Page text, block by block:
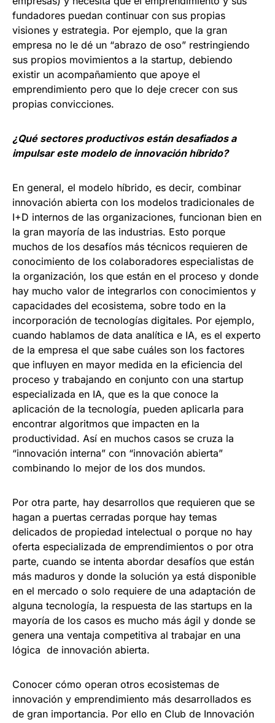
fundadores puedan continuar con sus propias
visiones y estrategia. Por ejemplo, que la gran
empresa no le dé un “abrazo de oso” restringiendo
sus propios movimientos a la startup, debiendo
existir un acompañamiento que apoye el
emprendimiento pero que lo deje crecer con sus
propias convicciones.
¿Qué sectores productivos están desafiados a
impulsar este modelo de innovación híbrido?
En general, el modelo híbrido, es decir, combinar
innovación abierta con los modelos tradicionales de
I+D internos de las organizaciones, funcionan bien en
la gran mayoría de las industrias. Esto porque
muchos de los desafíos más técnicos requieren de
conocimiento de los colaboradores especialistas de
la organización, los que están en el proceso y donde
hay mucho valor de integrarlos con conocimientos y
capacidades del ecosistema, sobre todo en la
incorporación de tecnologías digitales. Por ejemplo,
cuando hablamos de data analítica e IA, es el experto
de la empresa el que sabe cuáles son los factores
que influyen en mayor medida en la eficiencia del
proceso y trabajando en conjunto con una startup
especializada en IA, que es la que conoce la
aplicación de la tecnología, pueden aplicarla para
encontrar algoritmos que impacten en la
productividad. Así en muchos casos se cruza la
“innovación interna” con “innovación abierta”
combinando lo mejor de los dos mundos.
Por otra parte, hay desarrollos que requieren que se
hagan a puertas cerradas porque hay temas
delicados de propiedad intelectual o porque no hay
oferta especializada de emprendimientos o por otra
parte, cuando se intenta abordar desafíos que están
más maduros y donde la solución ya está disponible
en el mercado o solo requiere de una adaptación de
alguna tecnología, la respuesta de las startups en la
mayoría de los casos es mucho más ágil y donde se
genera una ventaja competitiva al trabajar en una
lógica de innovación abierta.
Conocer cómo operan otros ecosistemas de
innovación y emprendimiento más desarrollados es
de gran importancia. Por ello en Club de Innovación